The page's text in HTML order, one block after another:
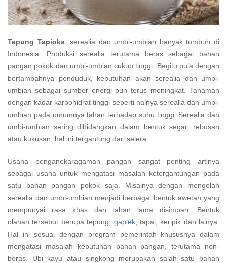
Tepung Tapioka, serealia dan umbi-umbian banyak tumbuh di
Indonesia. Produksi serealia terutama beras sebagai bahan
pangan pokok dan umbi-umbian cukup tinggi. Begitu pula dengan
bertambahnya penduduk, kebutuhan akan serealia dan umbi-
umbian sebagai sumber energi pun terus meningkat. Tanaman
dengan kadar karbohidrat tinggi seperti halnya serealia dan umbi-
umbian pada umumnya tahan terhadap suhu tinggi. Serealia dan
umbi-umbian sering dihidangkan dalam bentuk segar, rebusan
atau kukusan, hal ini tergantung dari selera.
Usaha penganekaragaman pangan sangat penting artinya
sebagai usaha untuk mengatasi masalah ketergantungan pada
satu bahan pangan pokok saja. Misalnya dengan mengolah
serealia dan umbi-umbian menjadi berbagai bentuk awetan yang
mempunyai rasa khas dan tahan lama disimpan. Bentuk
olahan tersebut berupa tepung, gaplek, tapai, keripik dan lainya.
Hal ini sesuai dengan program pemerintah khususnya dalam
mengatasi masalah kebutuhan bahan pangan, terutama non-
beras. Ubi kayu atau singkong merupakan salah satu bahan